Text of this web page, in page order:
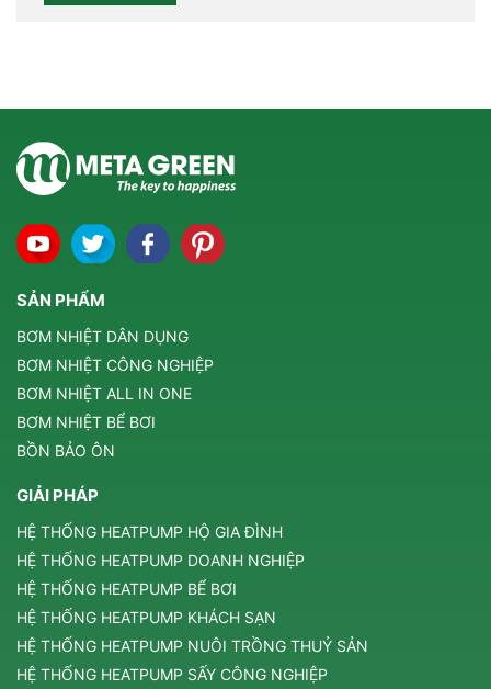
SẢN PHẨM
BƠM NHIỆT DÂN DỤNG
BƠM NHIỆT CÔNG NGHIỆP
BƠM NHIỆT ALL IN ONE
BƠM NHIỆT BỂ BƠI
BỒN BẢO ÔN
GIẢI PHÁP
HỆ THỐNG HEATPUMP HỘ GIA ĐÌNH
HỆ THỐNG HEATPUMP DOANH NGHIỆP
HỆ THỐNG HEATPUMP BỂ BƠI
HỆ THỐNG HEATPUMP KHÁCH SẠN
HỆ THỐNG HEATPUMP NUÔI TRỒNG THUỶ SẢN
HỆ THỐNG HEATPUMP SẤY CÔNG NGHIỆP